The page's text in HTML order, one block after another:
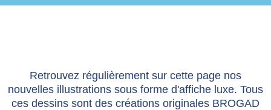
Retrouvez régulièrement sur cette page nos
nouvelles illustrations sous forme d'affiche luxe. Tous
ces dessins sont des créations originales BROGAD